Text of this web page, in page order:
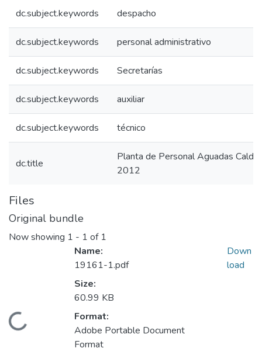
dc.subject.keywords despacho
dc.subject.keywords personal administrativo
dc.subject.keywords Secretarías
dc.subject.keywords auxiliar
dc.subject.keywords técnico
dc.title
Planta de Personal Aguadas
2012
Files
Original bundle
Now showing 1 - 1 of 1
Loading...
Name:
19161-1.pdf
Size:
60.99 KB
Format:
Adobe Portable Document
Format
Down
load